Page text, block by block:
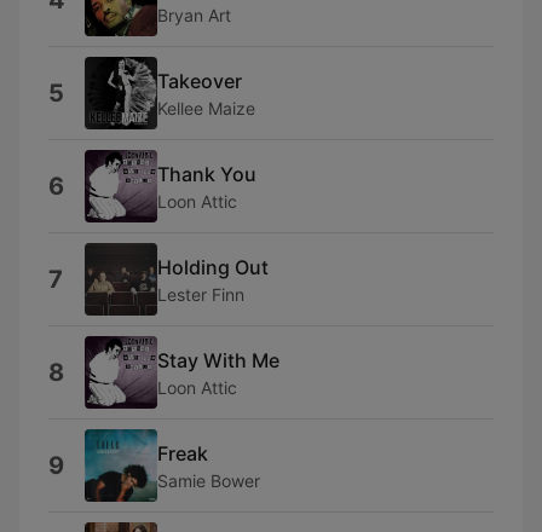
Bryan Art
5 Takeover
Kellee Maize
6 Thank You
Loon Attic
7 Holding Out
Lester Finn
8 Stay With Me
Loon Attic
9 Freak
Samie Bower